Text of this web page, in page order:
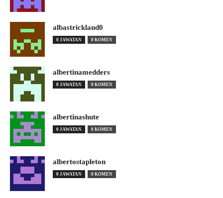
albastrickland0
0 JAWATAN 0 KOMEN
albertinamedders
0 JAWATAN 0 KOMEN
albertinashute
0 JAWATAN 0 KOMEN
albertostapleton
0 JAWATAN 0 KOMEN